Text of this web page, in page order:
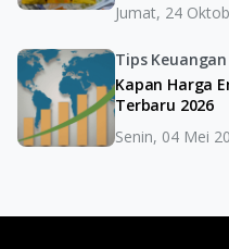
Jumat, 24
Tips Keuangan
Kapan Harga
Terbaru 2026
Senin, 04 Mei